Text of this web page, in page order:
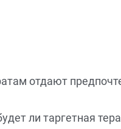
отдают
ли таргетная